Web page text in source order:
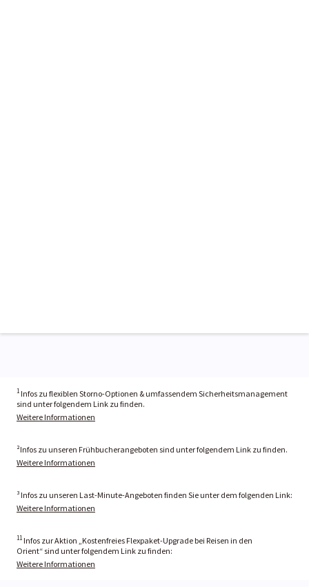
1 Infos zu flexiblen Storno-Optionen & umfassendem Sicherheitsmanagement
sind unter folgendem Link zu finden.
Weitere Informationen
²Infos zu unseren Frühbucherangeboten sind unter folgendem Link zu finden.
Weitere Informationen
³ Infos zu unseren Last-Minute-Angeboten finden Sie unter dem folgenden Link:
Weitere Informationen
11 Infos zur Aktion „Kostenfreies Flexpaket-Upgrade bei Reisen in den
Orient“ sind unter folgendem Link zu finden:
Weitere Informationen